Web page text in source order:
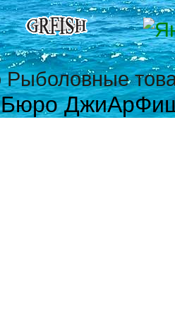
Бюро